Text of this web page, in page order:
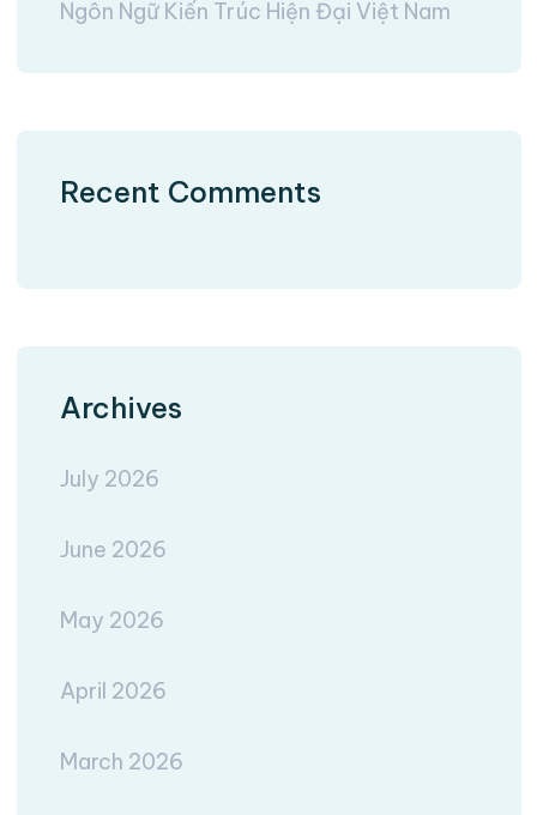
Ngôn Ngữ Kiến Trúc Hiện Đại Việt Nam
Recent Comments
Archives
July 2026
June 2026
May 2026
April 2026
March 2026